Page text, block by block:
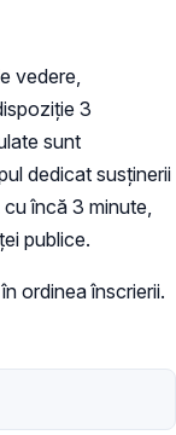
vedere,
3
sunt
dedicat susținerii
încă 3 minute,
publice.
ordinea înscrierii.